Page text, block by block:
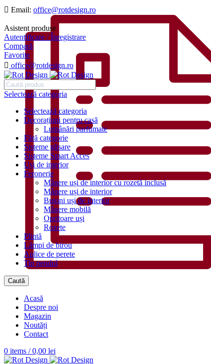
Email: office@rotdesign.ro
Asistent produse
Autentificare / Înregistrare
Compară
Favorite
office@rotdesign.ro
Selectează categoria
Selectează categoria
Decorațiuni pentru casă
Lumânări parfumate
Fără categorie
Sisteme glisare
Sisteme Smart Acces
Uși de interior
Feronerie
Mânere uși de interior cu rozetă inclusă
Mânere uși de interior
Butoni uși de interior
Mânere mobilă
Opritoare uși
Rozete
Plintă
Lămpi de birou
Aplice de perete
Tip pendul
Caută
Acasă
Despre noi
Magazin
Noutăți
Contact
0 items / 0,00 lei